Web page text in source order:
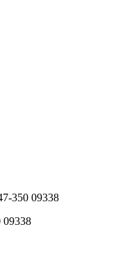
350 09338
09338